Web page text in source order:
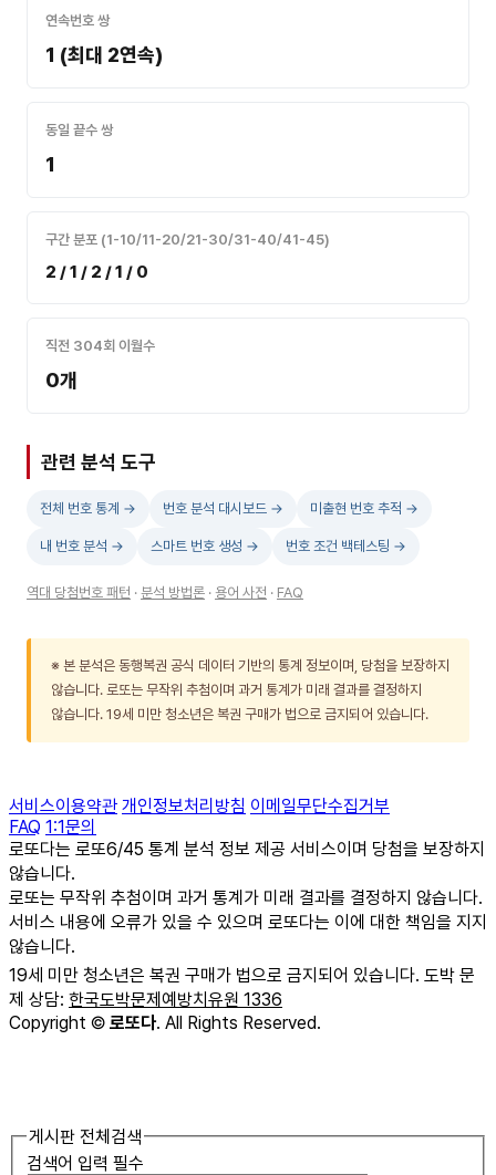
연속번호 쌍
1 (최대 2연속)
동일 끝수 쌍
1
구간 분포 (1-10/11-20/21-30/31-40/41-45)
2 / 1 / 2 / 1 / 0
직전 304회 이월수
0개
관련 분석 도구
전체 번호 통계 → 번호 분석 대시보드 → 미출현 번호 추적 →
내 번호 분석 → 스마트 번호 생성 → 번호 조건 백테스팅 →
역대 당첨번호 패턴 · 분석 방법론 · 용어 사전 · FAQ
※ 본 분석은 동행복권 공식 데이터 기반의 통계 정보이며, 당첨을 보장하지
않습니다. 로또는 무작위 추첨이며 과거 통계가 미래 결과를 결정하지
않습니다. 19세 미만 청소년은 복권 구매가 법으로 금지되어 있습니다.
서비스이용약관 개인정보처리방침 이메일무단수집거부
FAQ 1:1문의
로또다는 로또6/45 통계 분석 정보 제공 서비스이며 당첨을 보장하지
않습니다.
로또는 무작위 추첨이며 과거 통계가 미래 결과를 결정하지 않습니다.
서비스 내용에 오류가 있을 수 있으며 로또다는 이에 대한 책임을 지지
않습니다.
19세 미만 청소년은 복권 구매가 법으로 금지되어 있습니다. 도박 문
제 상담: 한국도박문제예방치유원 1336
Copyright © 로또다. All Rights Reserved.
게시판 전체검색
검색어 입력 필수